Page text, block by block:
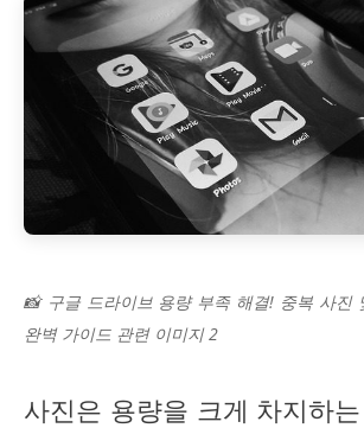
📸 구글 드라이브 용량 부족 해결! 중복 사진
완벽 가이드 관련 이미지 2
사진은 용량을 크게 차지하